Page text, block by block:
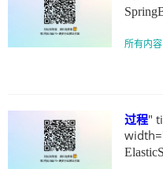
所有内容
过程"